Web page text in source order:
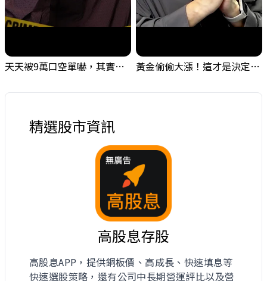
天天被9萬口空單嚇，其實你盯錯地方了｜Mr.Jimmy高志銘 #台股 #外資期貨 #融資 黃金偷偷大漲！這才是決定台股生死的「真風向球」！｜Mr.Jimmy高志銘 #黃金 #美元指數 #聯準會
精選股市資訊
高股息存股
高股息APP，提供銅板價、高成長、快速填息等
快速選股策略，還有公司中長期營運評比以及營